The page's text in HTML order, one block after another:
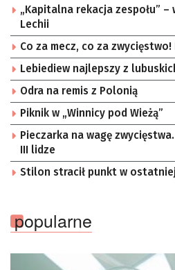
„Kapitalna rekacja zespołu”
Lechii
Co za mecz, co za zwycięstwo!
Lebiediew najlepszy z
Odra na remis z Polonią
Piknik w „Winnicy pod Wieżą”
Pieczarka na wagę
III lidze
Stilon stracił punkt w
popularne